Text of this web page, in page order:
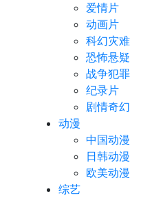
爱情片
动画片
科幻灾难
恐怖悬疑
战争犯罪
纪录片
剧情奇幻
动漫
中国动漫
日韩动漫
欧美动漫
综艺